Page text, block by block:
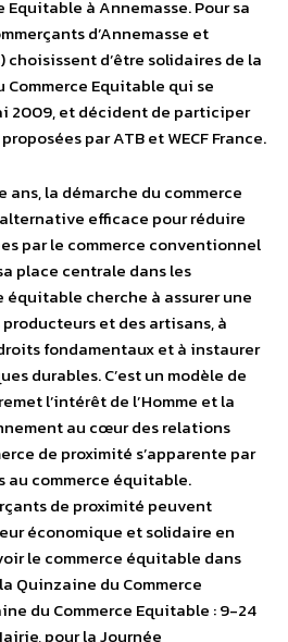
Equitable à Annemasse. Pour sa
d’Annemasse et
choisissent d’être solidaires de la
Equitable qui se
2009, et décident de participer
par ATB et WECF France.
ans, la démarche du commerce
efficace pour réduire
par le commerce conventionnel
place centrale dans les
équitable cherche à assurer une
et des artisans, à
fondamentaux et à instaurer
durables. C’est un modèle de
l’intérêt de l’Homme et la
au cœur des relations
de proximité s’apparente par
au commerce équitable.
de proximité peuvent
économique et solidaire en
le commerce équitable dans
Quinzaine du Commerce
du Commerce Equitable : 9-24
pour la Journée